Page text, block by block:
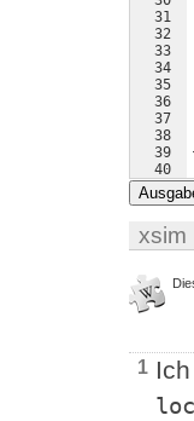
31
32
33
34
35
36
37
38
39
40
41
xsim
1